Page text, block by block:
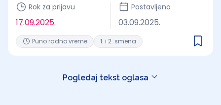
Rok za prijavu
17.09.2025.
Postavljeno
03.09.2025.
Puno radno vreme 1. i 2. smena
Pogledaj tekst oglasa